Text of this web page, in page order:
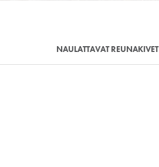
NAULATTAVAT REUNAKIVET